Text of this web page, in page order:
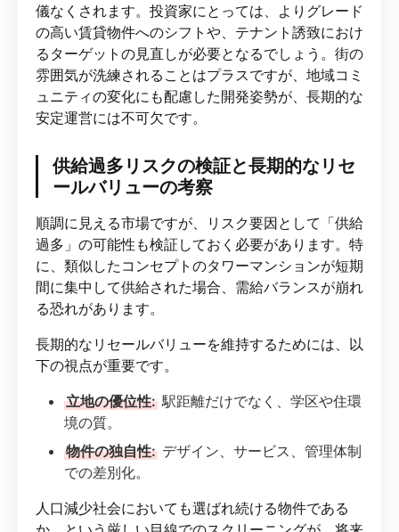
儀なくされます。投資家にとっては、よりグレード
の高い賃貸物件へのシフトや、テナント誘致におけ
るターゲットの見直しが必要となるでしょう。街の
雰囲気が洗練されることはプラスですが、地域コミ
ュニティの変化にも配慮した開発姿勢が、長期的な
安定運営には不可欠です。
供給過多リスクの検証と長期的なリセ
ールバリューの考察
順調に見える市場ですが、リスク要因として「供給
過多」の可能性も検証しておく必要があります。特
に、類似したコンセプトのタワーマンションが短期
間に集中して供給された場合、需給バランスが崩れ
る恐れがあります。
長期的なリセールバリューを維持するためには、以
下の視点が重要です。
立地の優位性: 駅距離だけでなく、学区や住環
境の質。
物件の独自性: デザイン、サービス、管理体制
での差別化。
人口減少社会においても選ばれ続ける物件である